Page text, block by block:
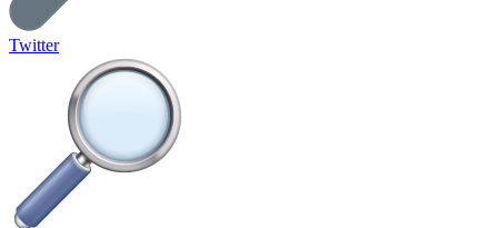
Twitter